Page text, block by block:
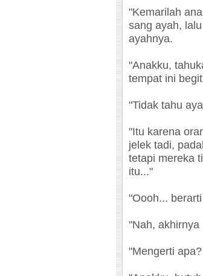
"Kemarilah
sang ayah,
ayahnya.
"Anakku,
tempat ini
"Tidak tahu
"Itu karena
jelek tadi,
tetapi mereka
itu..."
"Oooh...
"Nah, akhirnya
"Mengerti